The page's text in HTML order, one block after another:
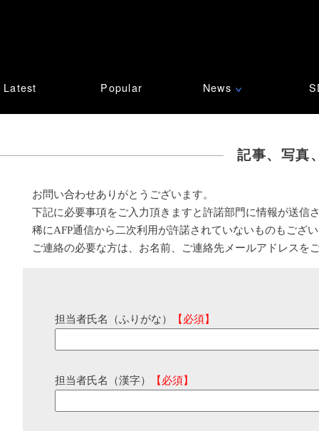
Latest Popular News ∨
記事、写真
お問い合わせありがとうございます。
下記に必要事項をご入力頂きますと許諾部門に情報が送信
稀にAFP通信から二次利用が許諾されていないものもござ
ご連絡の必要な方は、お名前、ご連絡先メールアドレスを
担当者氏名（ふりがな） 【必須】
担当者氏名（漢字） 【必須】